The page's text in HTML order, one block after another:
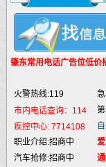
肇东常用电话广告位低价
婚庆庆典:招商中
纯 净 水:招商中
匪警热线:110
火警热线:119
市内电话查询：114
疾控中心: 7714108
职业介绍:招商中
汽车抢修:招商中